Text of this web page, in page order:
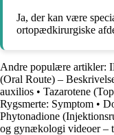
Ja, der kan være
ortopædkirurgiske
Andre populære artikler:
(Oral Route) –
auxilios • Tazarotene
Rygsmerte: Symptom •
Phytonadione
og gynækologi videoer –